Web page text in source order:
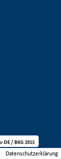
Datenschutzerklärung
DE / BKG 2015